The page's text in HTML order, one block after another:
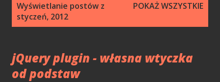
Wyświetlanie postów z
styczeń, 2012
POKAŻ WSZYSTKIE
jQuery plugin - własna wtyczka
od podstaw